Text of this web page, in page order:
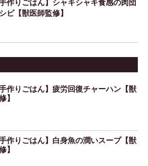
手作りごはん】シャキシャキ食感の肉団
ピ【獣医師監修】
手作りごはん】疲労回復チャーハン【獣
】
手作りごはん】白身魚の潤いスープ【獣
】